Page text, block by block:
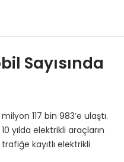
Sayısında
117 bin 983’e ulaştı.
yılda elektrikli araçların
kayıtlı elektrikli